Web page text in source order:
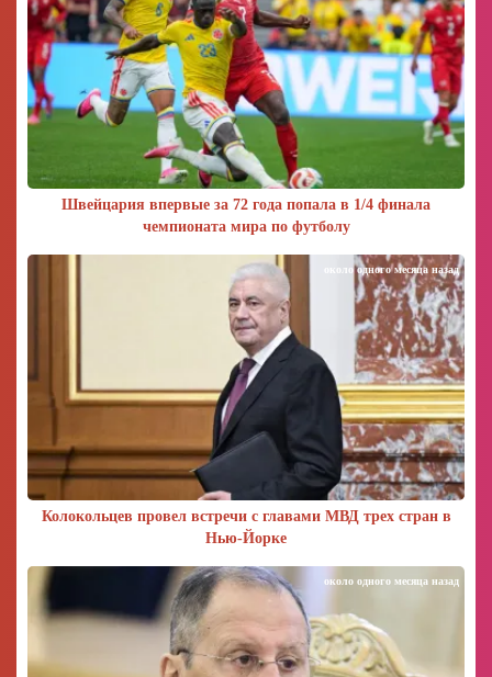
Швейцария впервые за 72 года попала в 1/4 финала
чемпионата мира по футболу
Колокольцев провел встречи с главами МВД трех стран в
Нью-Йорке
около одного месяца назад
около одного месяца назад